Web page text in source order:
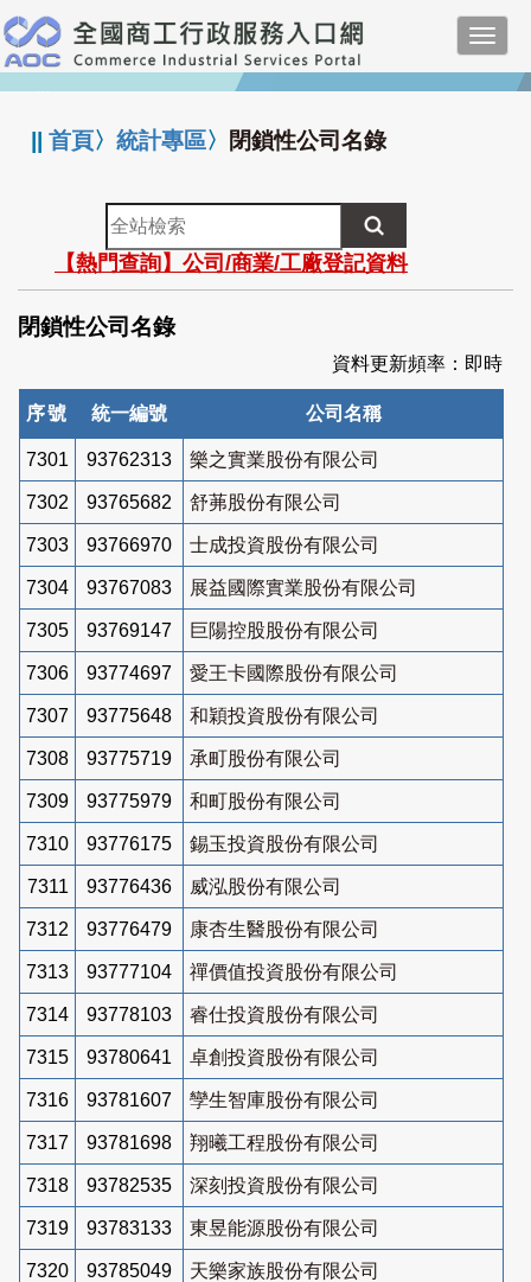
跳
到
主
要
:::
||首頁〉統計專區〉 閉鎖性公司名錄
全
站
檢
索
【熱門查詢】公司/商業/工廠登記資料
閉鎖性公司名錄
資料更新頻率：即時
序號 統一編號 公司名稱
7301 93762313 樂之實業股份有限公司
7302 93765682 舒茀股份有限公司
7303 93766970 士成投資股份有限公司
7304 93767083 展益國際實業股份有限公司
7305 93769147 巨陽控股股份有限公司
7306 93774697 愛王卡國際股份有限公司
7307 93775648 和穎投資股份有限公司
7308 93775719 承町股份有限公司
7309 93775979 和町股份有限公司
7310 93776175 錫玉投資股份有限公司
7311 93776436 威泓股份有限公司
7312 93776479 康杏生醫股份有限公司
7313 93777104 禪價值投資股份有限公司
7314 93778103 睿仕投資股份有限公司
7315 93780641 卓創投資股份有限公司
7316 93781607 孿生智庫股份有限公司
7317 93781698 翔曦工程股份有限公司
7318 93782535 深刻投資股份有限公司
7319 93783133 東昱能源股份有限公司
7320 93785049 天樂家族股份有限公司